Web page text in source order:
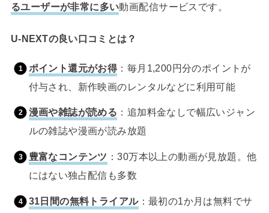
るユーザーが非常に多い動画配信サービスです。
U-NEXTの良い口コミとは？
ポイント還元がお得：毎月1,200円分のポイントが
付与され、新作映画のレンタルなどに利用可能
漫画や雑誌が読める ：追加料金なしで幅広いジャン
ルの雑誌や漫画が読み放題
豊富なコンテンツ ：30万本以上の動画が見放題。他
にはない独占配信も多数
31日間の無料トライアル：最初の1か月は無料でサ